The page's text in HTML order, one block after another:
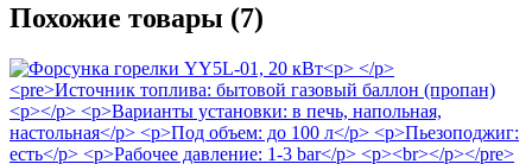
Похожие товары (7)